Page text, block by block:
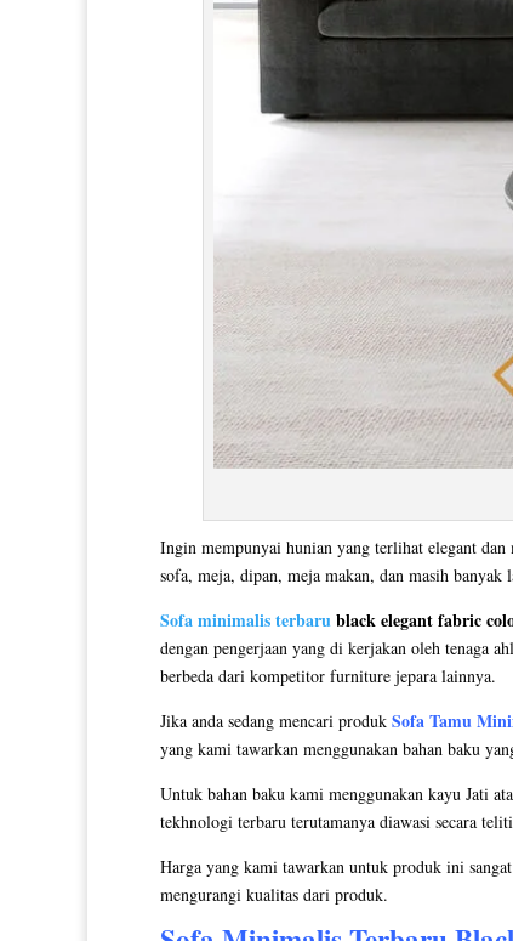
Ingin mempunyai hunian yang terlihat elegant
sofa, meja, dipan, meja makan, dan masih banyak
Sofa minimalis terbarublack elegant fabric
dengan pengerjaan yang di kerjakan oleh tenaga
berbeda dari kompetitor furniture jepara lainnya.
Jika anda sedang mencari produk Sofa Tamu
yang kami tawarkan menggunakan bahan baku
Untuk bahan baku kami menggunakan kayu Jati
tekhnologi terbaru terutamanya diawasi secara
Harga yang kami tawarkan untuk produk ini
mengurangi kualitas dari produk.